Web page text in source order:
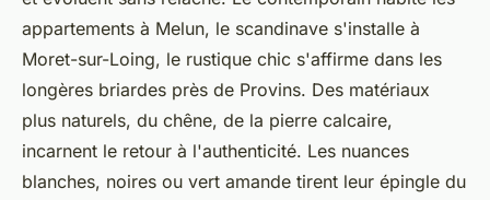
appartements à Melun, le scandinave s'installe à
Moret-sur-Loing, le rustique chic s'affirme dans les
longères briardes près de Provins. Des matériaux
plus naturels, du chêne, de la pierre calcaire,
incarnent le retour à l'authenticité. Les nuances
blanches, noires ou vert amande tirent leur épingle du